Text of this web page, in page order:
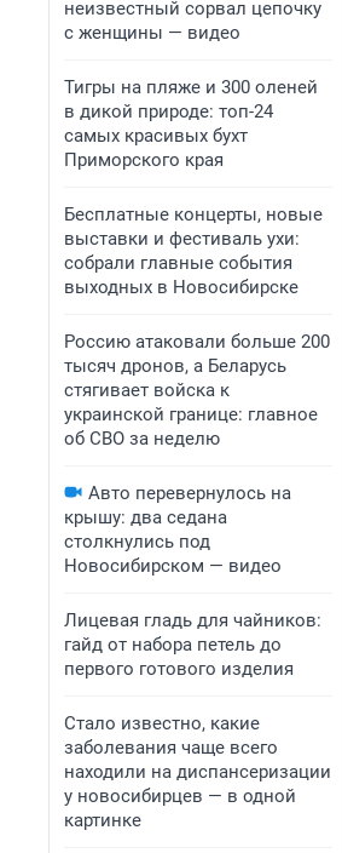
неизвестный сорвал цепочку
с женщины — видео
Тигры на пляже и 300 оленей
в дикой природе: топ-24
самых красивых бухт
Приморского края
Бесплатные концерты, новые
выставки и фестиваль ухи:
собрали главные события
выходных в Новосибирске
Россию атаковали больше 200
тысяч дронов, а Беларусь
стягивает войска к
украинской границе: главное
об СВО за неделю
Авто перевернулось на
крышу: два седана
столкнулись под
Новосибирском — видео
Лицевая гладь для чайников:
гайд от набора петель до
первого готового изделия
Стало известно, какие
заболевания чаще всего
находили на диспансеризации
у новосибирцев — в одной
картинке